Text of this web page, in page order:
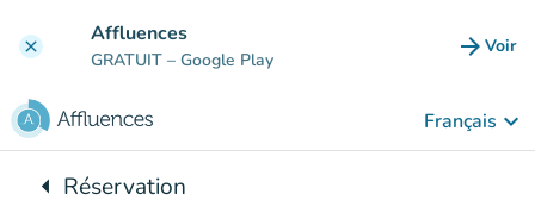
clear Affluences
GRATUIT – Google Play arrow_forward Voir
Français keyboard_arrow_down
arrow_leftRetour à :
Réservation